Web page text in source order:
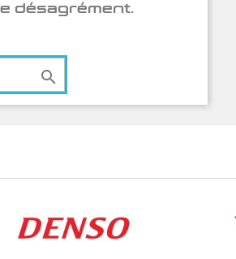
désagrément.
